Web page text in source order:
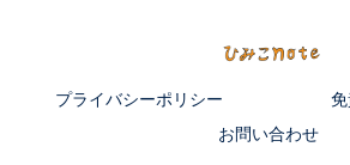
プライバシーポリシー
お問い合わせ